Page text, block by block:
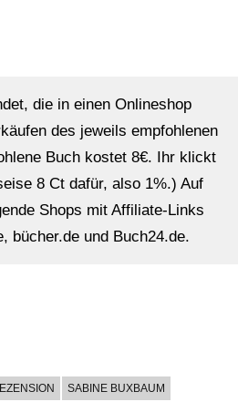
die in einen Onlineshop
des jeweils empfohlenen
Buch kostet 8€. Ihr klickt
8 Ct dafür, also 1%.) Auf
Shops mit Affiliate-Links
bücher.de und Buch24.de.
SABINE BUXBAUM